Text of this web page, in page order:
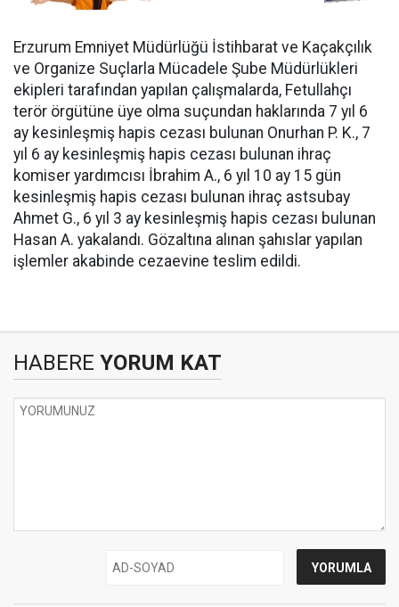
Erzurum Emniyet Müdürlüğü İstihbarat ve Kaçakçılık
ve Organize Suçlarla Mücadele Şube Müdürlükleri
ekipleri tarafından yapılan çalışmalarda, Fetullahçı
terör örgütüne üye olma suçundan haklarında 7 yıl 6
ay kesinleşmiş hapis cezası bulunan Onurhan P. K., 7
yıl 6 ay kesinleşmiş hapis cezası bulunan ihraç
komiser yardımcısı İbrahim A., 6 yıl 10 ay 15 gün
kesinleşmiş hapis cezası bulunan ihraç astsubay
Ahmet G., 6 yıl 3 ay kesinleşmiş hapis cezası bulunan
Hasan A. yakalandı. Gözaltına alınan şahıslar yapılan
işlemler akabinde cezaevine teslim edildi.
HABERE YORUM KAT